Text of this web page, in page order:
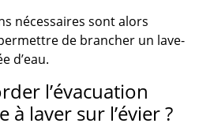
nécessaires sont alors
de brancher un lave-
d’eau.
l’évacuation
à laver sur l’évier ?